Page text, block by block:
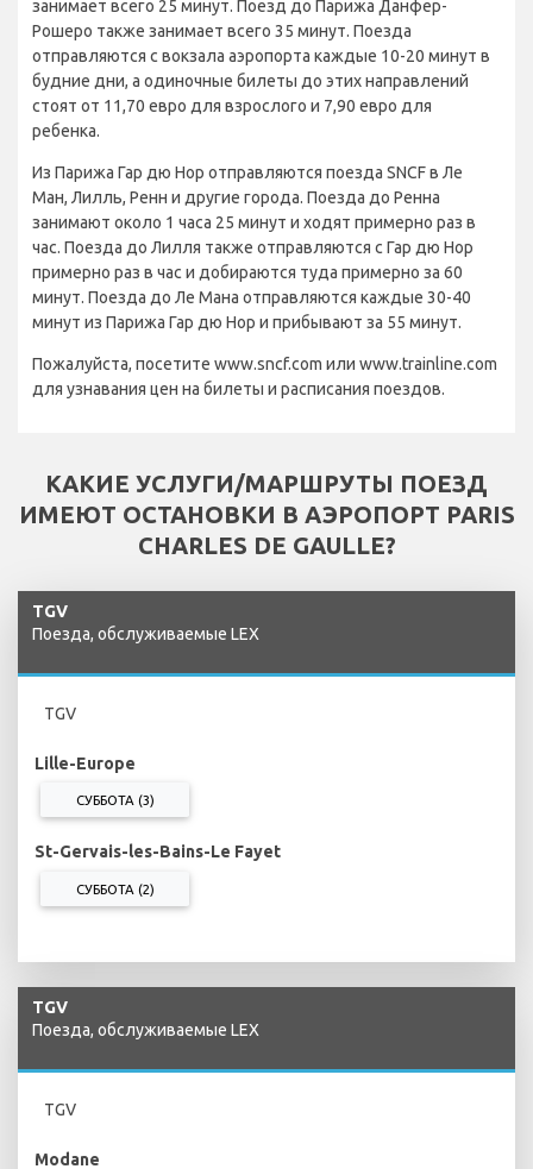
занимает всего 25 минут. Поезд до Парижа Данфер-
Рошеро также занимает всего 35 минут. Поезда
отправляются с вокзала аэропорта каждые 10-20 минут в
будние дни, а одиночные билеты до этих направлений
стоят от 11,70 евро для взрослого и 7,90 евро для
ребенка.
Из Парижа Гар дю Нор отправляются поезда SNCF в Ле
Ман, Лилль, Ренн и другие города. Поезда до Ренна
занимают около 1 часа 25 минут и ходят примерно раз в
час. Поезда до Лилля также отправляются с Гар дю Нор
примерно раз в час и добираются туда примерно за 60
минут. Поезда до Ле Мана отправляются каждые 30-40
минут из Парижа Гар дю Нор и прибывают за 55 минут.
Пожалуйста, посетите www.sncf.com или www.trainline.com
для узнавания цен на билеты и расписания поездов.
КАКИЕ УСЛУГИ/МАРШРУТЫ ПОЕЗД
ИМЕЮТ ОСТАНОВКИ В АЭРОПОРТ PARIS
CHARLES DE GAULLE?
TGV
Поезда, обслуживаемые LEX
TGV
Lille-Europe
СУББОТА (3)
St-Gervais-les-Bains-Le Fayet
СУББОТА (2)
TGV
Поезда, обслуживаемые LEX
TGV
Modane